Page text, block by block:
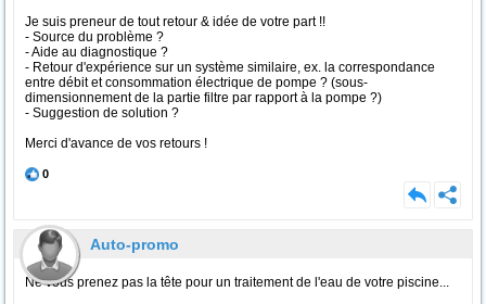
Je suis preneur de tout retour & idée de votre part !!
- Source du problème ?
- Aide au diagnostique ?
- Retour d'expérience sur un système similaire, ex. la correspondance
entre débit et consommation électrique de pompe ? (sous-
dimensionnement de la partie filtre par rapport à la pompe ?)
- Suggestion de solution ?
Merci d'avance de vos retours !
0
Auto-promo
Ne vous prenez pas la tête pour un traitement de l'eau de votre piscine...